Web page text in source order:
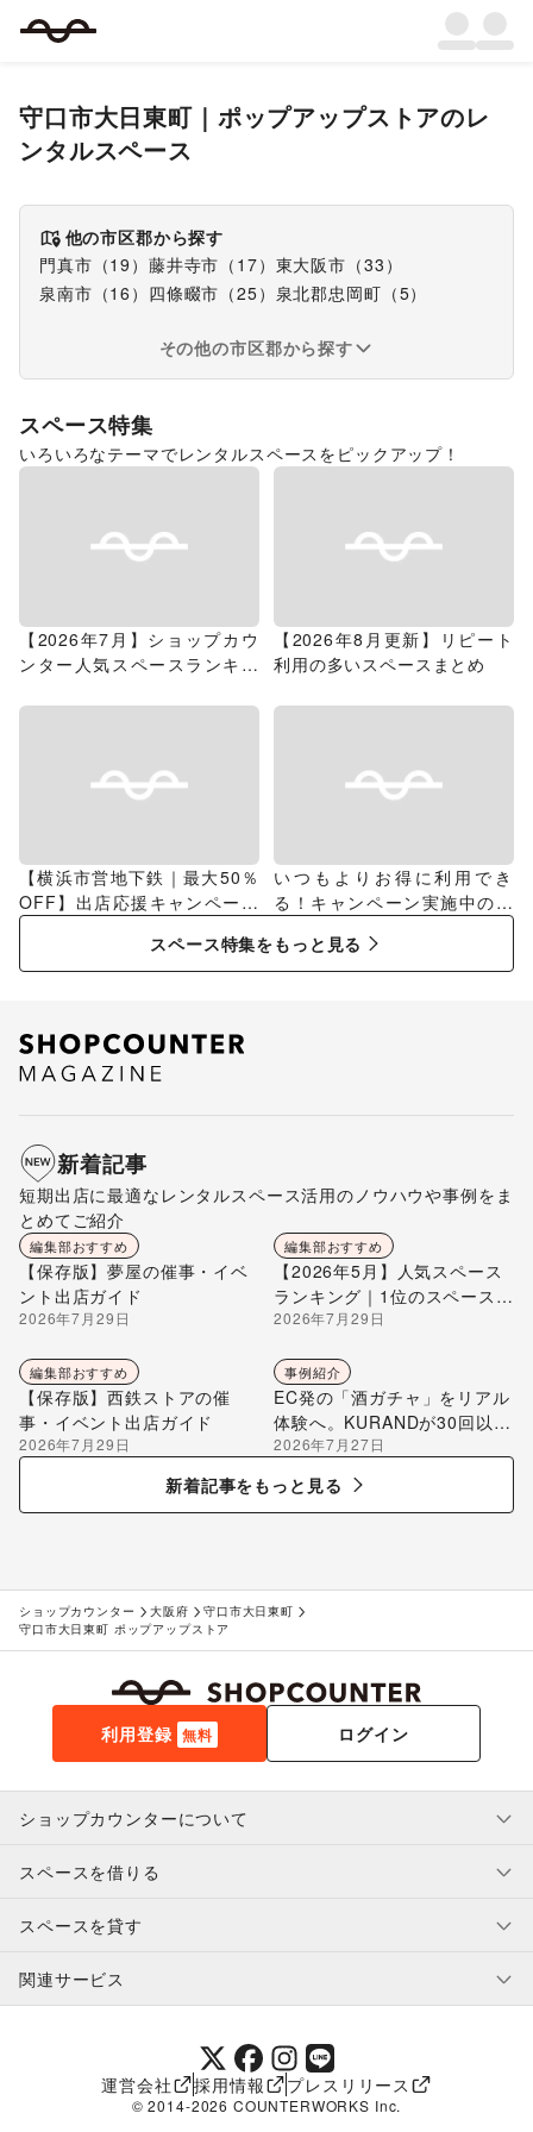
守口市大日東町｜ ポップアップストアのレ
ンタルスペース
他の市区郡から探す
門真市 （19 ） 藤井寺市 （ 17） 東大阪市 （33 ）
泉南市 （16 ） 四條畷市 （25） 泉北郡忠岡町 （5）
その他の市区郡から探す
スペース特集
いろいろなテーマでレンタルスペースをピックアップ！
【2026年7月】ショップカウ
ンター人気スペースランキン
【2026年8月更新】リピート
利用の多いスペースまとめ
【横浜市営地下鉄｜最大50％
OFF】出店応援キャンペーン
特集
いつもよりお得に利用でき
る！キャンペーン実施中のス
スペース特集をもっと見る
新着記事
短期出店に最適なレンタルスペース活用のノウハウや事例をま
とめてご紹介
編集部おすすめ
【保存版】夢屋の催事・イベ
ント出店ガイド
2026年7月29日
編集部おすすめ
【2026年5月】人気スペース
ランキング｜1位のスペースを
編集部が解説
2026年7月29日
編集部おすすめ
【保存版】西鉄ストアの催
事・イベント出店ガイド
2026年7月29日
事例紹介
EC発の「酒ガチャ」をリアル
体験へ。KURANDが30回以上
のポップアップ出店で届け
る“新しいお酒との出会い”
2026年7月27日
新着記事をもっと見る
ショップカウンター 大阪府
守口市大日東町
守口市大日東町 ポップアップストア
利用登録 無料 ログイン
ショップカウンターについて
利用規約・ガイドライン
特定商取引法に基づく表示
補償プログラム
スペースを借りる
スペースを借りたい人へ
ユーザー利用規約
提携パートナー
スペースを貸す
スペースを貸したい方へ
オーナー利用規約
関連サービス
SHOPCOUNTER MAGAZINE
ショップカウンターエンタープライズ
ショップカウンター常設
運営会社 採用情報 プレスリリース
© 2014-2026 COUNTERWORKS Inc.